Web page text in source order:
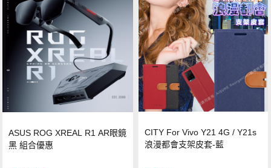
ASUS ROG XREAL R1 AR眼鏡
黑 組合優惠
CITY For Vivo Y21 4G / Y21s
浪漫都會支架皮套-藍